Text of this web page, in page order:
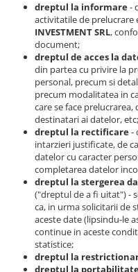
dreptul la informare-
activitatile de prelucrare
INVESTMENT SRL,
document;
dreptul de acces la
din partea cu privire la
personal, precum si
precum modalitatea in
care se face
destinatari ai datelor, etc;
dreptul la rectificare-
intarzieri justificate, de
datelor cu caracter
completarea datelor
dreptul la stergerea
("dreptul de a fi uitat") -
ca, in urma solicitarii de
aceste date (lipsindu-le
continue in aceste
statistice;
dreptul la
dreptul la